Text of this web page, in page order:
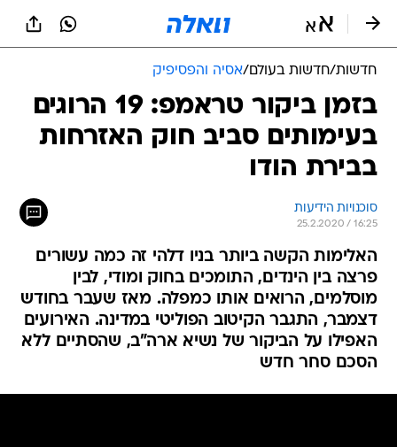
חדשות/חדשות בעולם/אסיה והפסיפיק
בזמן ביקור טראמפ: 19 הרוגים
בעימותים סביב חוק האזרחות
בבירת הודו
סוכנויות הידיעות
25.2.2020 / 16:25
האלימות הקשה ביותר בניו דלהי זה כמה עשורים
פרצה בין הינדים, התומכים בחוק ומודי, לבין
מוסלמים, הרואים אותו כמפלה. מאז שעבר בחודש
דצמבר, התגבר הקיטוב הפוליטי במדינה. האירועים
האפילו על הביקור של נשיא ארה"ב, שהסתיים ללא
הסכם סחר חדש